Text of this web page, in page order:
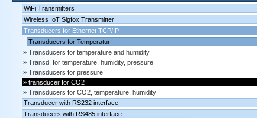
WiFi Transmitters
Wireless IoT Sigfox Transmitter
Transducers for Ethernet TCP/IP
Transducers for Temperatur
Transducers for temperature and humidity
Transd. for temperature, humidity, pressure
Transducers for pressure
transducer for CO2
Transducers for CO2, temperature, humidity
Transducer with RS232 interface
Transducers with RS485 interface